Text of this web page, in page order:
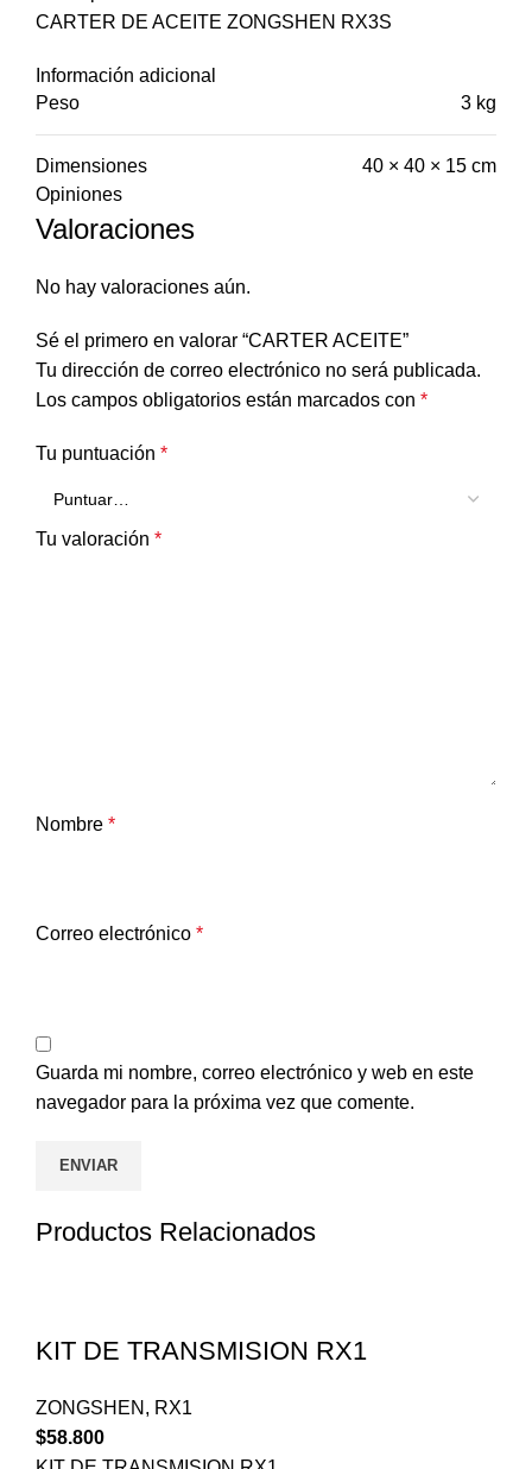
CARTER DE ACEITE ZONGSHEN RX3S
Información adicional
Peso
3 kg
Dimensiones
40 × 40 × 15 cm
Opiniones
Valoraciones
No hay valoraciones aún.
Sé el primero en valorar “CARTER ACEITE”
Tu dirección de correo electrónico no será publicada.
Los campos obligatorios están marcados con *
Tu puntuación *
Tu valoración *
Nombre *
Correo electrónico *
Guarda mi nombre, correo electrónico y web en este
navegador para la próxima vez que comente.
Productos Relacionados
KIT DE TRANSMISION RX1
ZONGSHEN , RX1
$58.800